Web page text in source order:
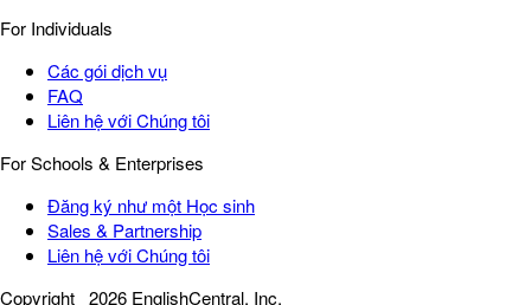
For Individuals
Các gói dịch vụ
FAQ
Liên hệ với Chúng tôi
For Schools & Enterprises
Đăng ký như một Học sinh
Sales & Partnership
Liên hệ với Chúng tôi
Copyright 2026 EnglishCentral, Inc.